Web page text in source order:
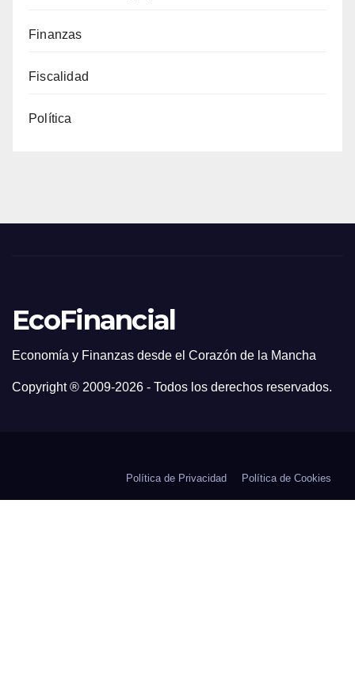
Finanzas
Fiscalidad
Política
EcoFinancial
Economía y Finanzas desde el Corazón de la Mancha
Copyright ® 2009-2026 - Todos los derechos reservados.
Política de Privacidad Política de Cookies